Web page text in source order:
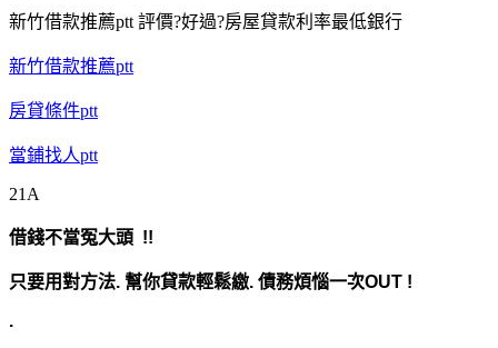
新竹借款推薦ptt 評價?好過?房屋貸款利率最低銀行
新竹借款推薦ptt
房貸條件ptt
當鋪找人ptt
21A
借錢不當冤大頭 !!
只要用對方法. 幫你貸款輕鬆繳. 債務煩惱一次OUT !
.